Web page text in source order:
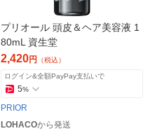
プリオール 頭皮＆ヘア美容液 1
80mL 資生堂
2,420円 （税込）
ログイン&全額PayPay支払いで
5%
PRIOR
LOHACOから発送